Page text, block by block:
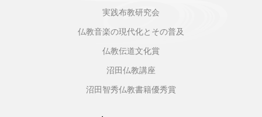
実践布教研究会
仏教音楽の現代化とその普及
仏教伝道文化賞
沼田仏教講座
沼田智秀仏教書籍優秀賞